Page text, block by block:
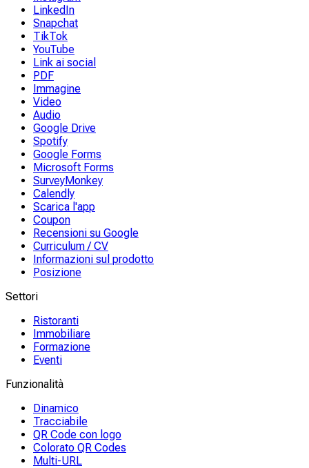
LinkedIn
Snapchat
TikTok
YouTube
Link ai social
PDF
Immagine
Video
Audio
Google Drive
Spotify
Google Forms
Microsoft Forms
SurveyMonkey
Calendly
Scarica l'app
Coupon
Recensioni su Google
Curriculum / CV
Informazioni sul prodotto
Posizione
Settori
Ristoranti
Immobiliare
Formazione
Eventi
Funzionalità
Dinamico
Tracciabile
QR Code con logo
Colorato QR Codes
Multi-URL